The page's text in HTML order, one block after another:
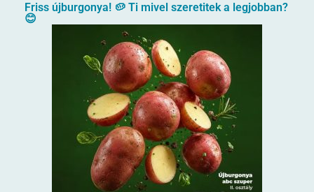
Friss újburgonya! 🥔 Ti mivel szeretitek a legjobban?
😊